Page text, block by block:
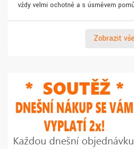
vždy velmi ochotně a s úsměvem
Zobrazit vše